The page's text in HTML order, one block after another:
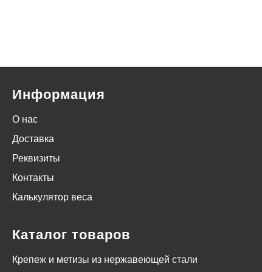
Информация
О нас
Доставка
Реквизиты
Контакты
Калькулятор веса
Каталог товаров
Крепеж и метизы из нержавеющей стали